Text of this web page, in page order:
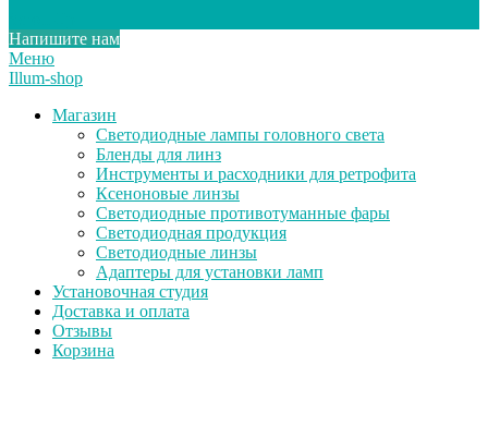
Напишите нам
Меню
Illum-shop
Магазин
Светодиодные лампы головного света
Бленды для линз
Инструменты и расходники для ретрофита
Ксеноновые линзы
Светодиодные противотуманные фары
Светодиодная продукция
Светодиодные линзы
Адаптеры для установки ламп
Установочная студия
Доставка и оплата
Отзывы
Корзина